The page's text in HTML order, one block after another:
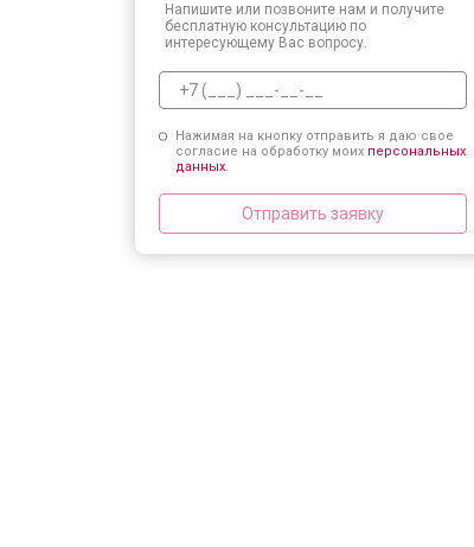
Напишите или позвоните нам и получите
бесплатную консультацию по
интересующему Вас вопросу.
Нажимая на кнопку отправить я даю свое
согласие на обработку моих персональных
данных.
Отправить заявку